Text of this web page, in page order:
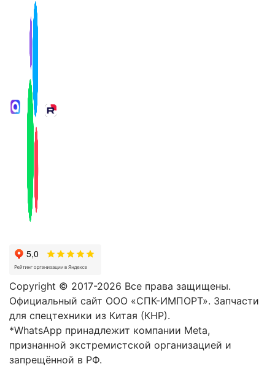
Copyright © 2017-2026 Все права защищены.
Официальный сайт ООО «СПК-ИМПОРТ». Запчасти
для спецтехники из Китая (КНР).
*WhatsApp принадлежит компании Meta,
признанной экстремистской организацией и
запрещённой в РФ.